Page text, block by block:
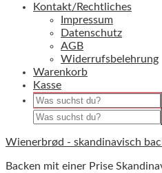
Kontakt/Rechtliches
Impressum
Datenschutz
AGB
Widerrufsbelehrung
Warenkorb
Kasse
Wienerbrød - skandinavisch
Backen mit einer Prise